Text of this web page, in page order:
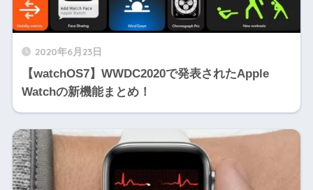
2020年6月23日
【watchOS7】WWDC2020で発表されたApple
Watchの新機能まとめ！